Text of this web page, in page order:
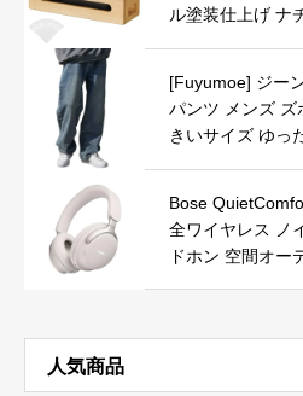
ル塗装仕上げ ナ
[Fuyumoe] ジー
パンツ メンズ ズ
きいサイズ ゆっ
Bose
全ワイヤレス ノ
ドホン 空間オー
人気商品